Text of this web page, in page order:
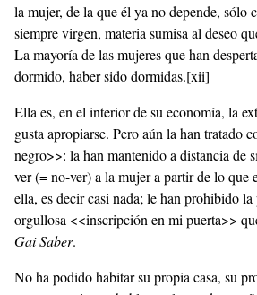
la mujer, de la que él ya no depende, sólo
siempre virgen, materia sumisa al deseo
La mayoría de las mujeres que han
dormido, haber sido dormidas.[xii]
Ella es, en el interior de su economía, la
gusta apropiarse. Pero aún la han tratado
negro>>: la han mantenido a distancia de
ver (= no-ver) a la mujer a partir de lo que
ella, es decir casi nada; le han prohibido
orgullosa <<inscripción en mi puerta>>
Gai Saber.
No ha podido habitar su propia casa, su